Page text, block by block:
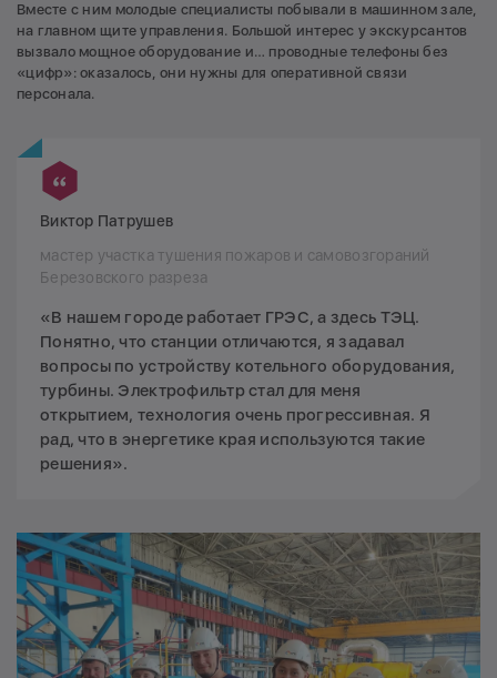
Вместе с ним молодые специалисты побывали в машинном зале,
на главном щите управления. Большой интерес у экскурсантов
вызвало мощное оборудование и… проводные телефоны без
«цифр»: оказалось, они нужны для оперативной связи
персонала.
Виктор Патрушев
мастер участка тушения пожаров и самовозгораний
Березовского разреза
«В нашем городе работает ГРЭС, а здесь ТЭЦ.
Понятно, что станции отличаются, я задавал
вопросы по устройству котельного оборудования,
турбины. Электрофильтр стал для меня
открытием, технология очень прогрессивная. Я
рад, что в энергетике края используются такие
решения».